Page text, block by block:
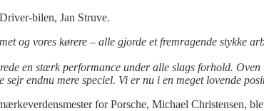
bilen, Jan Struve.
og vores kørere – alle gjorde et fremragende stykke
en stærk performance under alle slags forhold.
endnu mere speciel. Vi er nu i en meget lovende
for Porsche, Michael Christensen,